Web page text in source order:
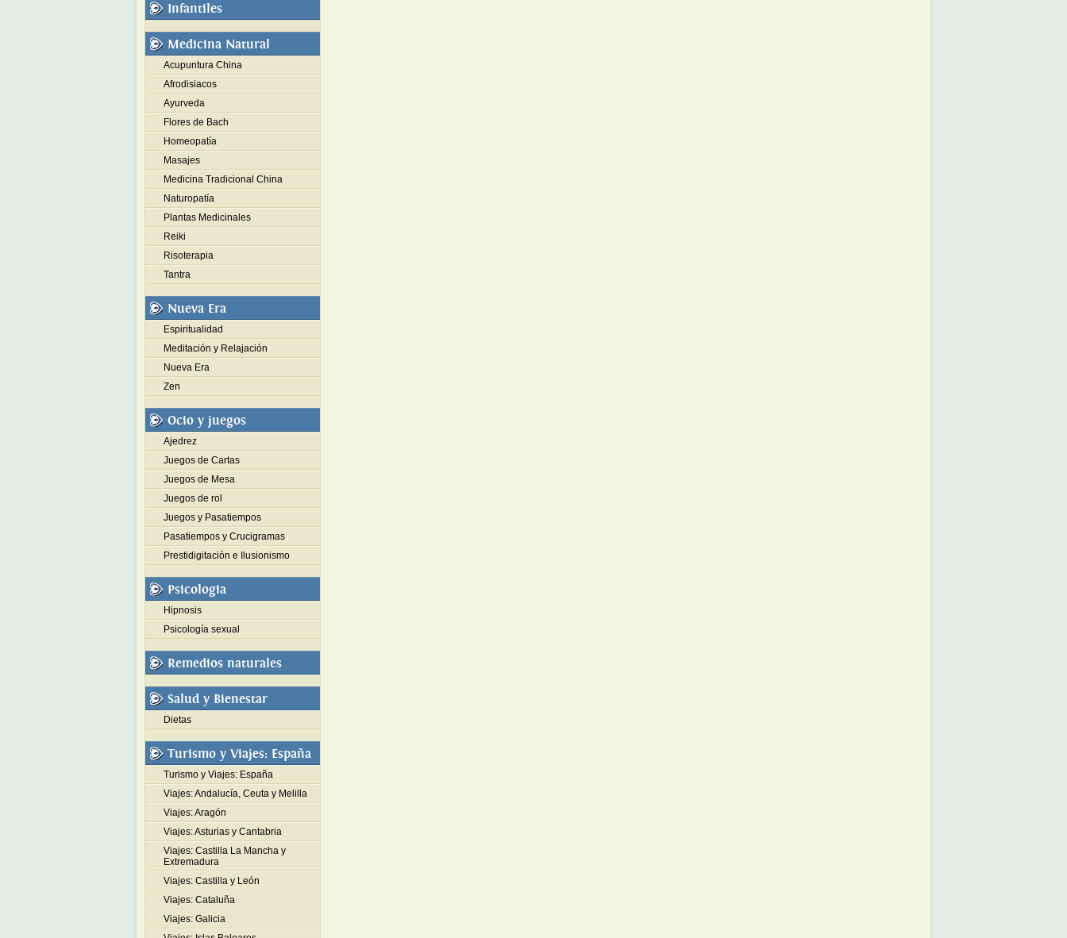
Infantiles
Medicina Natural
Acupuntura China
Afrodisiacos
Ayurveda
Flores de Bach
Homeopatía
Masajes
Medicina Tradicional China
Naturopatía
Plantas Medicinales
Reiki
Risoterapia
Tantra
Nueva Era
Espiritualidad
Meditación y Relajación
Nueva Era
Zen
Ocio y juegos
Ajedrez
Juegos de Cartas
Juegos de Mesa
Juegos de rol
Juegos y Pasatiempos
Pasatiempos y Crucigramas
Prestidigitación e Ilusionismo
Psicologia
Hipnosis
Psicología sexual
Remedios naturales
Salud y Bienestar
Dietas
Turismo y Viajes: España
Turismo y Viajes: España
Viajes: Andalucía, Ceuta y Melilla
Viajes: Aragón
Viajes: Asturias y Cantabria
Viajes: Castilla La Mancha y
Extremadura
Viajes: Castilla y León
Viajes: Cataluña
Viajes: Galicia